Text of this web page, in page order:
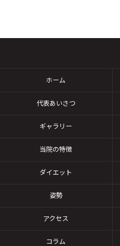
ホーム
代表あいさつ
ギャラリー
当院の特徴
ダイエット
姿勢
アクセス
コラム